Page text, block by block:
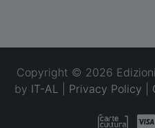
Copyright © 2026
by IT-AL Privacy Policy